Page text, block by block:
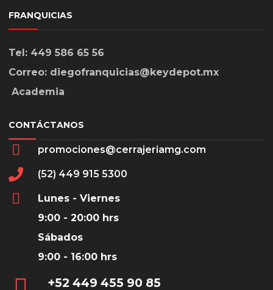
FRANQUICIAS
Tel: 449 586 65 56
Correo: diegofranquicias@keydepot.mx
Academia
CONTÁCTANOS
promociones@cerrajeriamg.com
(52) 449 915 5300
Lunes - Viernes
9:00 - 20:00 hrs
Sábados
9:00 - 16:00 hrs
‎+52 449 455 90 85